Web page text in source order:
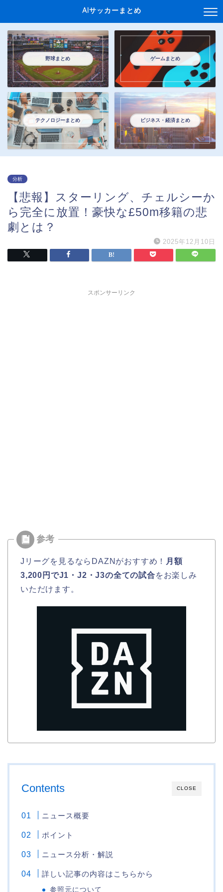
AIサッカーまとめ
野球まとめ ゲームまとめ
テクノロジーまとめ ビジネス・経済まとめ
分析
【悲報】スターリング、チェルシーか
ら完全に放置！豪快な£50m移籍の悲
劇とは？
2025年12月10日
スポンサーリンク
Jリーグを見るならDAZNがおすすめ！
月額
3,200円でJ1・J2・J3の全ての試合をお楽しみ
いただけます。
CLOSE
Contents
ニュース概要
ポイント
ニュース分析・解説
詳しい記事の内容はこちらから
参照元について